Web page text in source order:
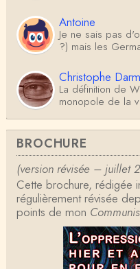
Antoine
Je ne sais pas
?) mais les
Christophe
La définition de
monopole de la
Anonymous
Formidable et
d'histoire que je
Tangui
Concernant
d'avoir lu, il y a
Jean-Paul
L'Etat ayant
BROCHURE
(version révisée – juillet
Cette brochure, rédigée
régulièrement révisée
points de mon